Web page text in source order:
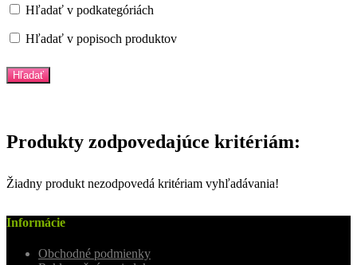
Hľadať v podkategóriách
Hľadať v popisoch produktov
Produkty zodpovedajúce kritériám:
Žiadny produkt nezodpovedá kritériam vyhľadávania!
Informácie
Obchodné podmienky